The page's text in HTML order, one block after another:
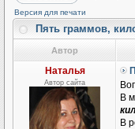
Версия для печати
Пять граммов,
Автор
Наталья
Автор сайта
В
В